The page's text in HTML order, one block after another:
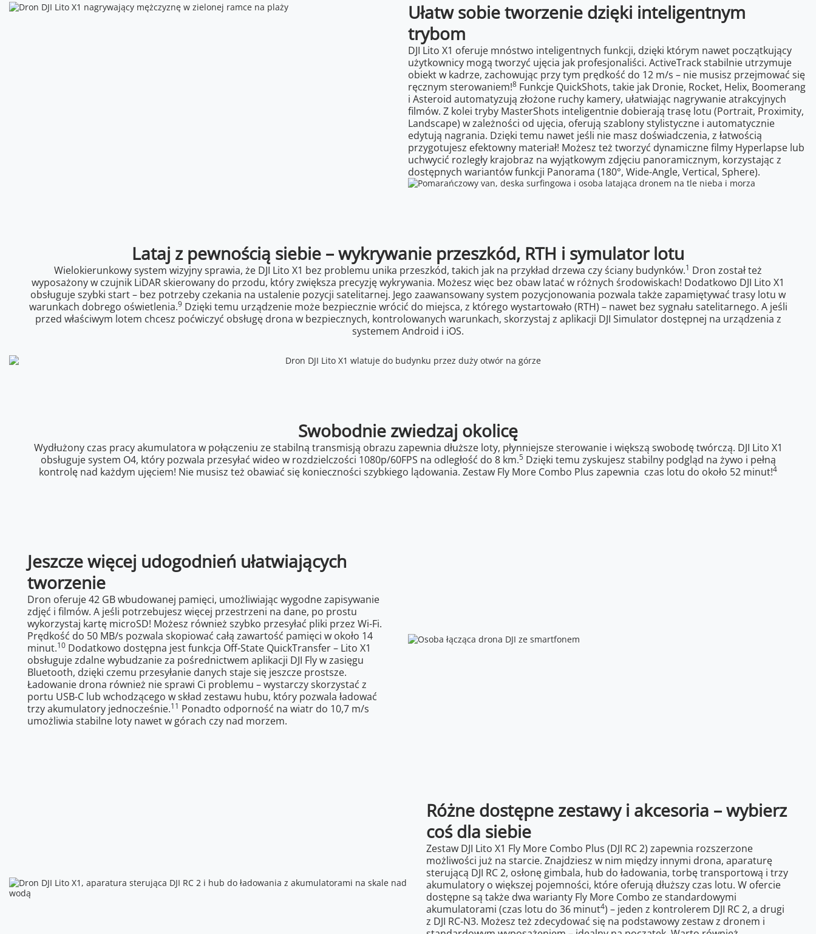
Ułatw sobie tworzenie dzięki inteligentnym
trybom
DJI Lito X1 oferuje mnóstwo inteligentnych funkcji, dzięki którym nawet początkujący
użytkownicy mogą tworzyć ujęcia jak profesjonaliści. ActiveTrack stabilnie utrzymuje
obiekt w kadrze, zachowując przy tym prędkość do 12 m/s – nie musisz przejmować się
ręcznym sterowaniem!8 Funkcje QuickShots, takie jak Dronie, Rocket, Helix, Boomerang
i Asteroid automatyzują złożone ruchy kamery, ułatwiając nagrywanie atrakcyjnych
filmów. Z kolei tryby MasterShots inteligentnie dobierają trasę lotu (Portrait, Proximity,
Landscape) w zależności od ujęcia, oferują szablony stylistyczne i automatycznie
edytują nagrania. Dzięki temu nawet jeśli nie masz doświadczenia, z łatwością
przygotujesz efektowny materiał! Możesz też tworzyć dynamiczne filmy Hyperlapse lub
uchwycić rozległy krajobraz na wyjątkowym zdjęciu panoramicznym, korzystając z
dostępnych wariantów funkcji Panorama (180°, Wide-Angle, Vertical, Sphere).
Lataj z pewnością siebie – wykrywanie przeszkód, RTH i symulator lotu
Wielokierunkowy system wizyjny sprawia, że DJI Lito X1 bez problemu unika przeszkód, takich jak na przykład drzewa czy ściany budynków.1 Dron został też
wyposażony w czujnik LiDAR skierowany do przodu, który zwiększa precyzję wykrywania. Możesz więc bez obaw latać w różnych środowiskach! Dodatkowo DJI Lito X1
obsługuje szybki start – bez potrzeby czekania na ustalenie pozycji satelitarnej. Jego zaawansowany system pozycjonowania pozwala także zapamiętywać trasy lotu w
warunkach dobrego oświetlenia.9Dzięki temu urządzenie może bezpiecznie wrócić do miejsca, z którego wystartowało (RTH) – nawet bez sygnału satelitarnego. A jeśli
przed właściwym lotem chcesz poćwiczyć obsługę drona w bezpiecznych, kontrolowanych warunkach, skorzystaj z aplikacji DJI Simulator dostępnej na urządzenia z
systemem Android i iOS.
Swobodnie zwiedzaj okolicę
Wydłużony czas pracy akumulatora w połączeniu ze stabilną transmisją obrazu zapewnia dłuższe loty, płynniejsze sterowanie i większą swobodę twórczą. DJI Lito X1
obsługuje system O4, który pozwala przesyłać wideo w rozdzielczości 1080p/60FPS na odległość do 8 km.5Dzięki temu zyskujesz stabilny podgląd na żywo i pełną
kontrolę nad każdym ujęciem! Nie musisz też obawiać się konieczności szybkiego lądowania. Zestaw Fly More Combo Plus zapewnia czas lotu do około 52 minut!4
Jeszcze więcej udogodnień ułatwiających
tworzenie
Dron oferuje 42 GB wbudowanej pamięci, umożliwiając wygodne zapisywanie
zdjęć i filmów. A jeśli potrzebujesz więcej przestrzeni na dane, po prostu
wykorzystaj kartę microSD! Możesz również szybko przesyłać pliki przez Wi-Fi.
Prędkość do 50 MB/s pozwala skopiować całą zawartość pamięci w około 14
minut.10 Dodatkowo dostępna jest funkcja Off-State QuickTransfer – Lito X1
obsługuje zdalne wybudzanie za pośrednictwem aplikacji DJI Fly w zasięgu
Bluetooth, dzięki czemu przesyłanie danych staje się jeszcze prostsze.
Ładowanie drona również nie sprawi Ci problemu – wystarczy skorzystać z
portu USB-C lub wchodzącego w skład zestawu hubu, który pozwala ładować
trzy akumulatory jednocześnie.11 Ponadto odporność na wiatr do 10,7 m/s
umożliwia stabilne loty nawet w górach czy nad morzem.
Różne dostępne zestawy i akcesoria – wybierz
coś dla siebie
Zestaw DJI Lito X1 Fly More Combo Plus (DJI RC 2) zapewnia rozszerzone
możliwości już na starcie. Znajdziesz w nim między innymi drona, aparaturę
sterującą DJI RC 2, osłonę gimbala, hub do ładowania, torbę transportową i trzy
akumulatory o większej pojemności, które oferują dłuższy czas lotu. W ofercie
dostępne są także dwa warianty Fly More Combo ze standardowymi
akumulatorami (czas lotu do 36 minut4) – jeden z kontrolerem DJI RC 2, a drugi
z DJI RC-N3. Możesz też zdecydować się na podstawowy zestaw z dronem i